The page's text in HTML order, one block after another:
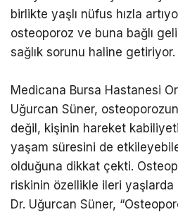
birlikte yaşlı nüfus hızla
osteoporoz ve buna bağlı
sağlık sorunu haline getiriyor.
Medicana Bursa Hastanesi
Uğurcan Süner,
değil, kişinin hareket
yaşam süresini de
olduğuna dikkat çekti.
riskinin özellikle ileri yaşlarda
Dr. Uğurcan Süner,